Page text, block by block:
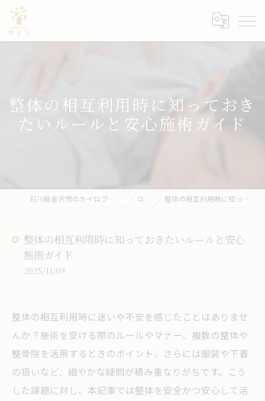
整体の相互利用時に知っておき
たいルールと安心施術ガイド
石川県金沢市のカイロプラクティックなら健康サロン ゆるり コラム 整体の相互利用時に知っておきたいルールと安心施術ガイド
整体の相互利用時に知っておきたいルールと安心
施術ガイド
2025/11/09
整体の相互利用時に迷いや不安を感じたことはありませ
んか？施術を受ける際のルールやマナー、複数の整体や
整骨院を活用するときのポイント、さらには服装や下着
の扱いなど、細やかな疑問が積み重なりがちです。こう
した課題に対し、本記事では整体を安全かつ安心して活